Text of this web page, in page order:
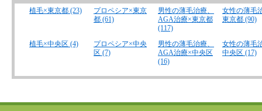
植毛×東京都 (23)
プロペシア×東京
都 (61)
男性の薄毛治療、
AGA治療×東京都
(117)
女性の薄毛
東京都 (90)
植毛×中央区 (4)
プロペシア×中央
区 (7)
男性の薄毛治療、
AGA治療×中央区
(16)
女性の薄毛
中央区 (17)